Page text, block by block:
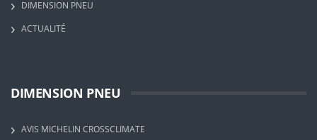
DIMENSION PNEU
ACTUALITÉ
DIMENSION PNEU
AVIS MICHELIN CROSSCLIMATE